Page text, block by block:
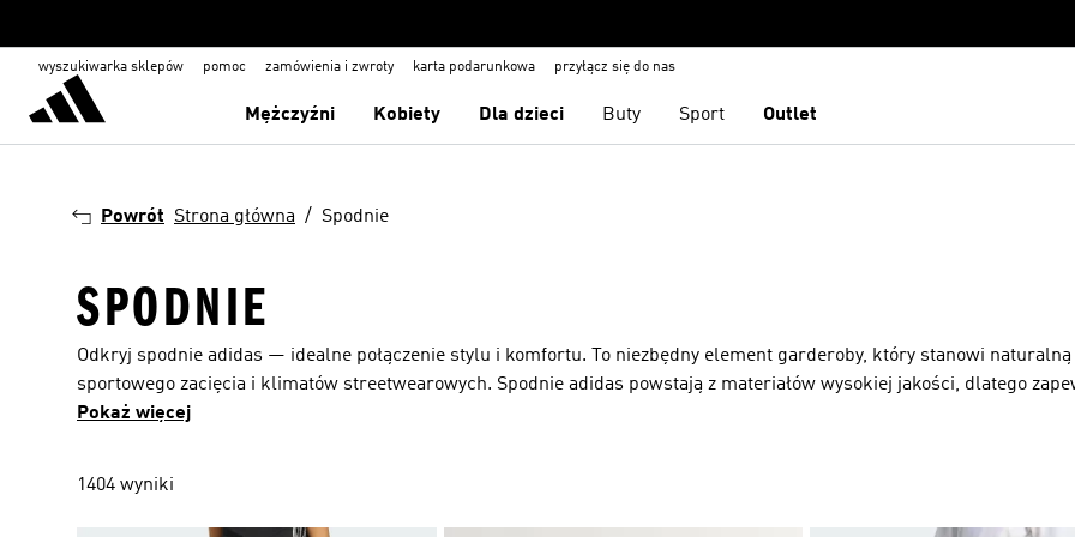
wyszukiwarka sklepów pomoc zamówienia i zwroty karta podarunkowa przyłącz się do nas
Mężczyźni Kobiety Dla dzieci Buty Sport Outlet
Powrót Strona główna Spodnie
SPODNIE
Odkryj spodnie adidas — idealne połączenie stylu i komfortu. To niezbędny element garderoby, który stanowi naturalną
sportowego zacięcia i klimatów streetwearowych. Spodnie adidas powstają z materiałów wysokiej jakości, dlatego
niezrównany komfort i posłużą Ci przez długi czas — niezależnie od tego, czy chodzisz w nich na siłownię, czy na
klasycznych spodni ze ściągaczami, ale nie brakuje też modeli z szerokimi nogawkami, a nawet sportowych dzwonów. W
praktycznych kieszeniach na suwak bezpiecznie przechowasz niezbędne drobiazgi, a regulacja w talii zapewni idealne
Pokaż więcej
1404 wyniki